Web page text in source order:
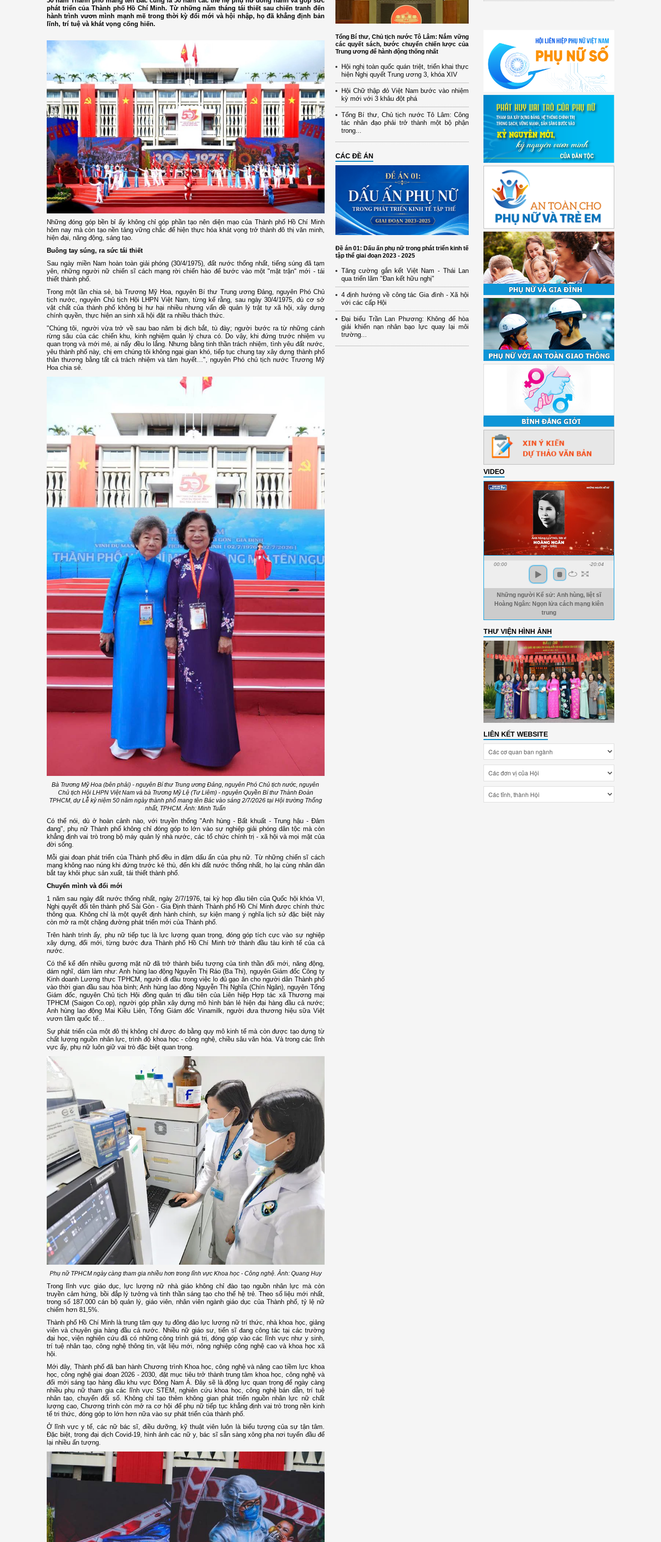
phát triển của Thành phố Hồ Chí Minh. Từ những năm tháng tái thiết sau chiến tranh đến
hành trình vươn mình mạnh mẽ trong thời kỳ đổi mới và hội nhập, họ đã khẳng định bản
lĩnh, trí tuệ và khát vọng cống hiến.
Những đóng góp bền bỉ ấy không chỉ góp phần tạo nên diện mạo của Thành phố Hồ Chí Minh
hôm nay mà còn tạo nền tảng vững chắc để hiện thực hóa khát vọng trở thành đô thị văn minh,
hiện đại, năng động, sáng tạo.
Buông tay súng, ra sức tái thiết
Sau ngày miền Nam hoàn toàn giải phóng (30/4/1975), đất nước thống nhất, tiếng súng đã tạm
yên, những người nữ chiến sĩ cách mạng rời chiến hào để bước vào một "mặt trận" mới - tái
thiết thành phố.
Trong một lần chia sẻ, bà Trương Mỹ Hoa, nguyên Bí thư Trung ương Đảng, nguyên Phó Chủ
tịch nước, nguyên Chủ tịch Hội LHPN Việt Nam, từng kể rằng, sau ngày 30/4/1975, dù cơ sở
vật chất của thành phố không bị hư hại nhiều nhưng vấn đề quản lý trật tự xã hội, xây dựng
chính quyền, thực hiện an sinh xã hội đặt ra nhiều thách thức.
"Chúng tôi, người vừa trở về sau bao năm bị địch bắt, tù đày; người bước ra từ những cánh
rừng sâu của các chiến khu, kinh nghiệm quản lý chưa có. Do vậy, khi đứng trước nhiệm vụ
quan trọng và mới mẻ, ai nấy đều lo lắng. Nhưng bằng tinh thần trách nhiệm, tình yêu đất nước,
yêu thành phố này, chị em chúng tôi không ngại gian khó, tiếp tục chung tay xây dựng thành phố
thân thương bằng tất cả trách nhiệm và tâm huyết…", nguyên Phó chủ tịch nước Trương Mỹ
Hoa chia sẻ.
Bà Trương Mỹ Hoa (bên phải) - nguyên Bí thư Trung ương Đảng, nguyên Phó Chủ tịch nước, nguyên
Chủ tịch Hội LHPN Việt Nam và bà Trương Mỹ Lệ (Tư Liêm) - nguyên Quyền Bí thư Thành Đoàn
TPHCM, dự Lễ kỷ niệm 50 năm ngày thành phố mang tên Bác vào sáng 2/7/2026 tại Hội trường Thống
nhất, TPHCM. Ảnh: Minh Tuấn
Có thể nói, dù ở hoàn cảnh nào, với truyền thống "Anh hùng - Bất khuất - Trung hậu - Đảm
đang", phụ nữ Thành phố không chỉ đóng góp to lớn vào sự nghiệp giải phóng dân tộc mà còn
khẳng định vai trò trong bộ máy quản lý nhà nước, các tổ chức chính trị - xã hội và mọi mặt của
đời sống.
Mỗi giai đoạn phát triển của Thành phố đều in đậm dấu ấn của phụ nữ. Từ những chiến sĩ cách
mạng không nao núng khi đứng trước kẻ thù, đến khi đất nước thống nhất, họ lại cùng nhân dân
bắt tay khôi phục sản xuất, tái thiết thành phố.
Chuyển mình và đổi mới
1 năm sau ngày đất nước thống nhất, ngày 2/7/1976, tại kỳ họp đầu tiên của Quốc hội khóa VI,
Nghị quyết đổi tên thành phố Sài Gòn - Gia Định thành Thành phố Hồ Chí Minh được chính thức
thông qua. Không chỉ là một quyết định hành chính, sự kiện mang ý nghĩa lịch sử đặc biệt này
còn mở ra một chặng đường phát triển mới của Thành phố.
Trên hành trình ấy, phụ nữ tiếp tục là lực lượng quan trọng, đóng góp tích cực vào sự nghiệp
xây dựng, đổi mới, từng bước đưa Thành phố Hồ Chí Minh trở thành đầu tàu kinh tế của cả
nước.
Có thể kể đến nhiều gương mặt nữ đã trở thành biểu tượng của tinh thần đổi mới, năng động,
dám nghĩ, dám làm như: Anh hùng lao động Nguyễn Thị Ráo (Ba Thi), nguyên Giám đốc Công ty
Kinh doanh Lương thực TPHCM, người đi đầu trong việc lo đủ gạo ăn cho người dân Thành phố
vào thời gian đầu sau hòa bình; Anh hùng lao động Nguyễn Thị Nghĩa (Chín Ngân), nguyên Tổng
Giám đốc, nguyên Chủ tịch Hội đồng quản trị đầu tiên của Liên hiệp Hợp tác xã Thương mại
TPHCM (Saigon Co.op), người góp phần xây dựng mô hình bán lẻ hiện đại hàng đầu cả nước;
Anh hùng lao động Mai Kiều Liên, Tổng Giám đốc Vinamilk, người đưa thương hiệu sữa Việt
vươn tầm quốc tế…
Sự phát triển của một đô thị không chỉ được đo bằng quy mô kinh tế mà còn được tạo dựng từ
chất lượng nguồn nhân lực, trình độ khoa học - công nghệ, chiều sâu văn hóa. Và trong các lĩnh
vực ấy, phụ nữ luôn giữ vai trò đặc biệt quan trọng.
Phụ nữ TPHCM ngày càng tham gia nhiều hơn trong lĩnh vực Khoa học - Công nghệ. Ảnh: Quang Huy
Trong lĩnh vực giáo dục, lực lượng nữ nhà giáo không chỉ đào tạo nguồn nhân lực mà còn
truyền cảm hứng, bồi đắp lý tưởng và tinh thần sáng tạo cho thế hệ trẻ. Theo số liệu mới nhất,
trong số 187.000 cán bộ quản lý, giáo viên, nhân viên ngành giáo dục của Thành phố, tỷ lệ nữ
chiếm hơn 81,5%.
Thành phố Hồ Chí Minh là trung tâm quy tụ đông đảo lực lượng nữ trí thức, nhà khoa học, giảng
viên và chuyên gia hàng đầu cả nước. Nhiều nữ giáo sư, tiến sĩ đang công tác tại các trường
đại học, viện nghiên cứu đã có những công trình giá trị, đóng góp vào các lĩnh vực như y sinh,
trí tuệ nhân tạo, công nghệ thông tin, vật liệu mới, nông nghiệp công nghệ cao và khoa học xã
hội.
Mới đây, Thành phố đã ban hành Chương trình Khoa học, công nghệ và nâng cao tiềm lực khoa
học, công nghệ giai đoạn 2026 - 2030, đặt mục tiêu trở thành trung tâm khoa học, công nghệ và
đổi mới sáng tạo hàng đầu khu vực Đông Nam Á. Đây sẽ là động lực quan trọng để ngày càng
nhiều phụ nữ tham gia các lĩnh vực STEM, nghiên cứu khoa học, công nghệ bán dẫn, trí tuệ
nhân tạo, chuyển đổi số. Không chỉ tạo thêm không gian phát triển nguồn nhân lực nữ chất
lượng cao, Chương trình còn mở ra cơ hội để phụ nữ tiếp tục khẳng định vai trò trong nền kinh
tế tri thức, đóng góp to lớn hơn nữa vào sự phát triển của thành phố.
Ở lĩnh vực y tế, các nữ bác sĩ, điều dưỡng, kỹ thuật viên luôn là biểu tượng của sự tận tâm.
Đặc biệt, trong đại dịch Covid-19, hình ảnh các nữ y, bác sĩ sẵn sàng xông pha nơi tuyến đầu để
lại nhiều ấn tượng.
Tổng Bí thư, Chủ tịch nước Tô Lâm: Nắm vững
các quyết sách, bước chuyển chiến lược của
Trung ương để hành động thống nhất
Hội nghị toàn quốc quán triệt, triển khai thực
hiện Nghị quyết Trung ương 3, khóa XIV
Hội Chữ thập đỏ Việt Nam bước vào nhiệm
kỳ mới với 3 khâu đột phá
Tổng Bí thư, Chủ tịch nước Tô Lâm: Công
tác nhân đạo phải trở thành một bộ phận
trong...
CÁC ĐỀ ÁN
Đề án 01: Dấu ấn phụ nữ trong phát triển kinh tế
tập thể giai đoạn 2023 - 2025
Tăng cường gắn kết Việt Nam - Thái Lan
qua triển lãm "Đan kết hữu nghị"
4 định hướng về công tác Gia đình - Xã hội
với các cấp Hội
Đại biểu Trần Lan Phương: Không để hòa
giải khiến nạn nhân bạo lực quay lại môi
trường...
VIDEO
00:00 -20:04
Những người Kể sử: Anh hùng, liệt sĩ
Hoàng Ngân: Ngọn lửa cách mạng kiên
trung
THƯ VIỆN HÌNH ẢNH
LIÊN KẾT WEBSITE